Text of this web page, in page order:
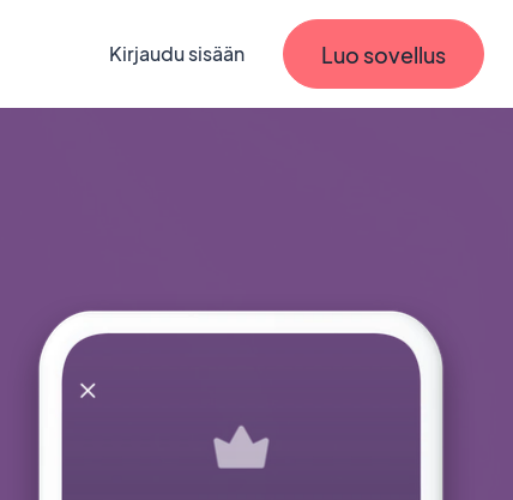
Kirjaudu sisään Luo sovellus